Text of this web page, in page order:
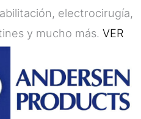
electrocirugía,
y mucho más. VER